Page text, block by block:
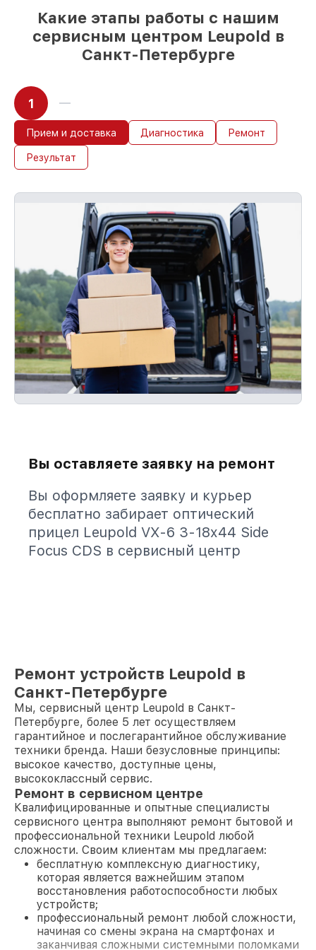
Какие этапы работы с нашим
сервисным центром Leupold в
Санкт-Петербурге
1
Прием и доставка Диагностика Ремонт
Результат
Вы оставляете заявку на ремонт
Вы оформляете заявку и курьер
бесплатно забирает оптический
прицел Leupold VX-6 3-18x44 Side
Focus CDS в сервисный центр
Ремонт устройств Leupold в
Санкт-Петербурге
Мы, сервисный центр Leupold в Санкт-
Петербурге, более 5 лет осуществляем
гарантийное и послегарантийное обслуживание
техники бренда. Наши безусловные принципы:
высокое качество, доступные цены,
высококлассный сервис.
Ремонт в сервисном центре
Квалифицированные и опытные специалисты
сервисного центра выполняют ремонт бытовой и
профессиональной техники Leupold любой
сложности. Своим клиентам мы предлагаем:
бесплатную комплексную диагностику,
которая является важнейшим этапом
восстановления работоспособности любых
устройств;
профессиональный ремонт любой сложности,
начиная со смены экрана на смартфонах и
заканчивая сложными системными поломками